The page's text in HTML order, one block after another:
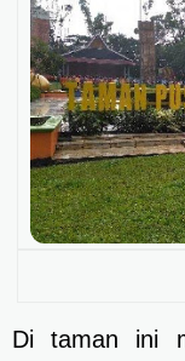
Di taman ini